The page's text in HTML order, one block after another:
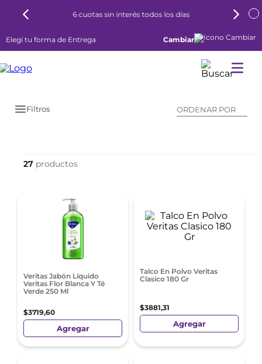
6 cuotas sin interés todos los días
Elegí tu forma de Entrega Cambiar
Filtros ORDENAR POR
27
Veritas Jabón Líquido
Veritas Flor Blanca Y Té
Verde 250 Ml
$3719,60
Agregar
Talco En Polvo Veritas
Clasico 180 Gr
$3881,31
Agregar